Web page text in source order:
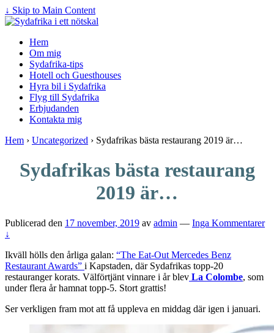
↓ Skip to Main Content
Hem
Om mig
Sydafrika-tips
Hotell och Guesthouses
Hyra bil i Sydafrika
Flyg till Sydafrika
Erbjudanden
Kontakta mig
Hem › Uncategorized › Sydafrikas bästa restaurang 2019 är…
Sydafrikas bästa restaurang
2019 är…
Publicerad den 17 november, 2019 av admin — Inga Kommentarer
↓
Ikväll hölls den årliga galan: “The Eat-Out Mercedes Benz
Restaurant Awards” i Kapstaden, där Sydafrikas topp-20
restauranger korats. Välförtjänt vinnare i år blev La Colombe, som
under flera år hamnat topp-5. Stort grattis!
Ser verkligen fram mot att få uppleva en middag där igen i januari.